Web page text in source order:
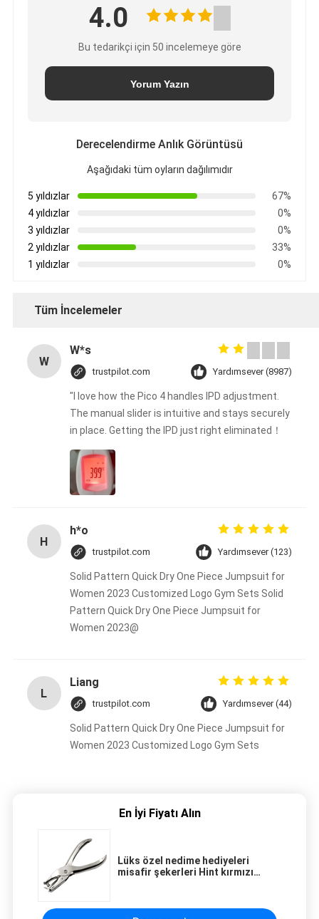
4.0
Bu tedarikçi için 50 incelemeye göre
Yorum Yazın
Derecelendirme Anlık Görüntüsü
Aşağıdaki tüm oyların dağılımıdır
5 yıldızlar
67%
4 yıldızlar
0%
3 yıldızlar
0%
2 yıldızlar
33%
1 yıldızlar
0%
Tüm İncelemeler
W
W*s
trustpilot.com Yardımsever (8987)
"I love how the Pico 4 handles IPD adjustment.
The manual slider is intuitive and stays securely
in place. Getting the IPD just right eliminated！
H
h*o
trustpilot.com Yardımsever (123)
Solid Pattern Quick Dry One Piece Jumpsuit for
Women 2023 Customized Logo Gym Sets Solid
Pattern Quick Dry One Piece Jumpsuit for
Women 2023@
L
Liang
trustpilot.com Yardımsever (44)
Solid Pattern Quick Dry One Piece Jumpsuit for
Women 2023 Customized Logo Gym Sets
En İyi Fiyatı Alın
Lüks özel nedime hediyeleri
misafir şekerleri Hint kırmızı